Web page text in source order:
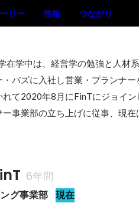
リー 性格 つながり
在学中は、経営学の勉強と人材
バズに入社し営業・プランナー
て2020年8月にFinTにジョイン
事業部の立ち上げに従事、現在
6年間
グ事業部 現在